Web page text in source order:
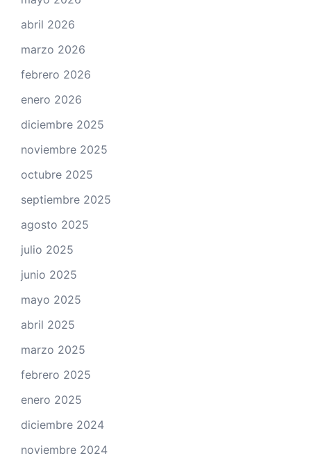
abril 2026
marzo 2026
febrero 2026
enero 2026
diciembre 2025
noviembre 2025
octubre 2025
septiembre 2025
agosto 2025
julio 2025
junio 2025
mayo 2025
abril 2025
marzo 2025
febrero 2025
enero 2025
diciembre 2024
noviembre 2024